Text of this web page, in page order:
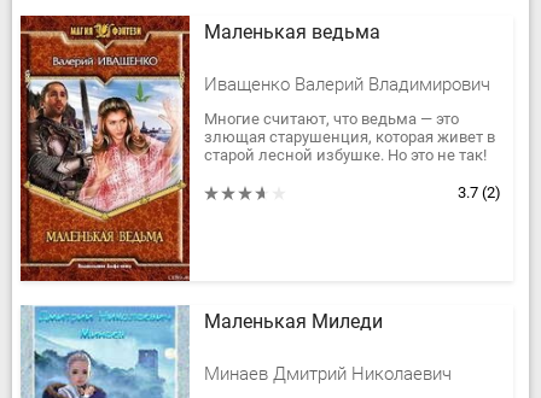
Маленькая ведьма
Иващенко Валерий Владимирович
Многие считают, что ведьма — это
злющая старушенция, которая живет в
старой лесной избушке. Но это не так!
вошедшая в мир людей. Она...
3.7 (2)
Маленькая Миледи
Минаев Дмитрий Николаевич